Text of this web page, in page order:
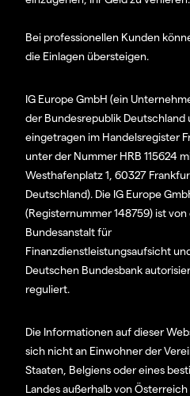
Bei professionellen Kunden
die Einlagen übersteigen.
IG Europe GmbH (ein
der Bundesrepublik Deutschland
eingetragen im Handelsregister
unter der Nummer HRB 115624
Westhafenplatz 1, 60327
Deutschland). Die IG Europe
(Registernummer 148759) ist von
Bundesanstalt für
Finanzdienstleistungsaufsicht
Deutschen Bundesbank
reguliert.
Die Informationen auf dieser
sich nicht an Einwohner der
Staaten, Belgiens oder eines
Landes außerhalb von